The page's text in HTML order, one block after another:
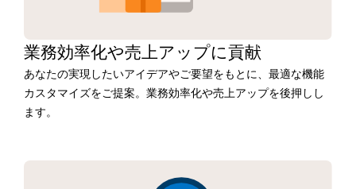
業務効率化や売上アップに貢献
あなたの実現したいアイデアやご要望をもとに、最適な機能
カスタマイズをご提案。業務効率化や売上アップを後押しし
ます。